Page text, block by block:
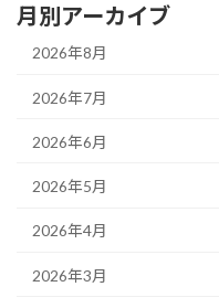
月別アーカイブ
2026年8月
2026年7月
2026年6月
2026年5月
2026年4月
2026年3月